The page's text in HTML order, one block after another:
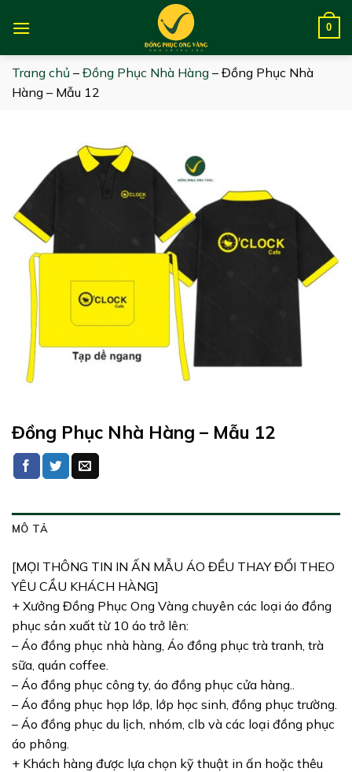
0
Trang chủ – Đồng Phục Nhà Hàng – Đồng Phục Nhà
Hàng – Mẫu 12
Đồng Phục Nhà Hàng – Mẫu 12
MÔ TẢ
[MỌI THÔNG TIN IN ẤN MẪU ÁO ĐỀU THAY ĐỔI THEO
YÊU CẦU KHÁCH HÀNG]
+ Xưởng Đồng Phục Ong Vàng chuyên các loại áo đồng
phục sản xuất từ 10 áo trở lên:
– Áo đồng phục nhà hàng, Áo đồng phục trà tranh, trà
sữa, quán coffee.
– Áo đồng phục công ty, áo đồng phục cửa hàng..
– Áo đồng phục họp lớp, lớp học sinh, đồng phục trường.
– Áo đồng phục du lịch, nhóm, clb và các loại đồng phục
áo phông.
+ Khách hàng được lựa chọn kỹ thuật in ấn hoặc thêu